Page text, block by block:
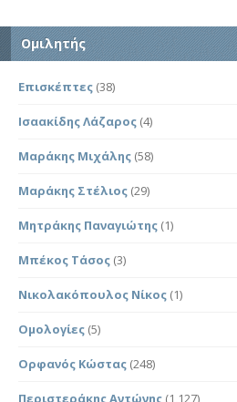
Ομιλητής
Επισκέπτες (38)
Ισαακίδης Λάζαρος (4)
Μαράκης Μιχάλης (58)
Μαράκης Στέλιος (29)
Μητράκης Παναγιώτης (1)
Μπέκος Τάσος (3)
Νικολακόπουλος Νίκος (1)
Ομολογίες (5)
Ορφανός Κώστας (248)
Περιστεράκης Αντώνης (1,127)